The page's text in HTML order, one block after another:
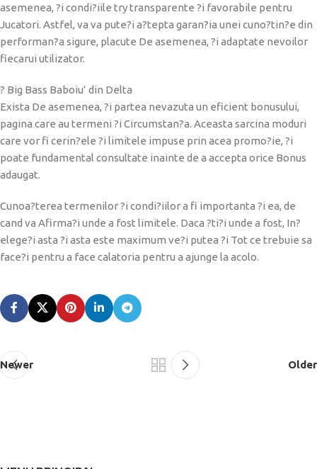
asemenea, ?i condi?iile try transparente ?i favorabile pentru
Jucatori. Astfel, va va pute?i a?tepta garan?ia unei cuno?tin?e din
performan?a sigure, placute De asemenea, ?i adaptate nevoilor
fiecarui utilizator.
? Big Bass Baboiu’ din Delta
Exista De asemenea, ?i partea nevazuta un eficient bonusului,
pagina care au termeni ?i Circumstan?a. Aceasta sarcina moduri
care vor fi cerin?ele ?i limitele impuse prin acea promo?ie, ?i
poate fundamental consultate inainte de a accepta orice Bonus
adaugat.
Cunoa?terea termenilor ?i condi?iilor a fi importanta ?i ea, de
cand va Afirma?i unde a fost limitele. Daca ?ti?i unde a fost, In?
elege?i asta ?i asta este maximum ve?i putea ?i Tot ce trebuie sa
face?i pentru a face calatoria pentru a ajunge la acolo.
Newer Older